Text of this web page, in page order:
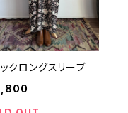
クロングスリーブ